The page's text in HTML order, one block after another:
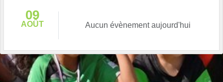
09
AOÛT Aucun évènement aujourd'hui